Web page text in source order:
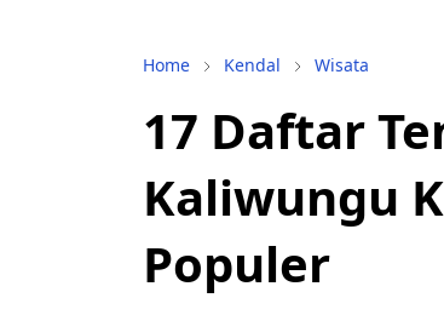
Home Kendal Wisata
17 Daftar
Kaliwungu
Populer